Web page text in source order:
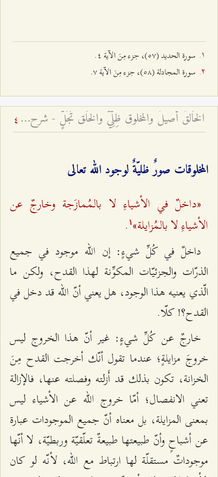
سورة الحديد (٥۷)، جزء مِنَ الآية ٤.
سورة المجادلة (٥۸)، جزء مِنَ الآية ۷.
الخَالقُ أصيلٌ والمخلوق ظِلِّيٌّ والخَلق تَجَلٍّ - شرح فقرات مِن دعاء الافتتاح – الجلسة السادسة 4
المخلوقات صورٌ ظليّةٌ لوجود الله تعالى
«داخلٌ في الأشياءِ لا بالمُمازَجة وخارجٌ عن
الأشياءِ لا بالمُزايلة» ۱ .
داخلٌ في كُلِّ شيءٍ: إن الله موجود في جميع
الذرّات والجزئيّات المكوِّنة لهذا القدح، ولكن ما
الّذي يعنيه هذا الوجود، هل يعني أنّ الله قد دخل في
القدح؟! كلّا.
خارجٌ عن كُلِّ شيءٍ: غير أنّ هذا الخروج ليس
خروجَ مزايلةٍ؛ عندما تقول أنّك أخرجت القدح مِنَ
الخزانة، تكون بذلك قد أَزلته وفصلته عنها، فالإزالة
تعني الانفصال؛ أمّا خروج الله عن الأشياء ليس
بمعنى المزايلة، بل معناه أنّ جميع الموجودات عبارة
عن أشباحٍ وأنّ طبيعتها طبيعةٌ تعلّقيّة وربطيّة، لا أنّها
موجوداتٌ مستقلّة لها ارتباط مع الله، لأنّه لو كان